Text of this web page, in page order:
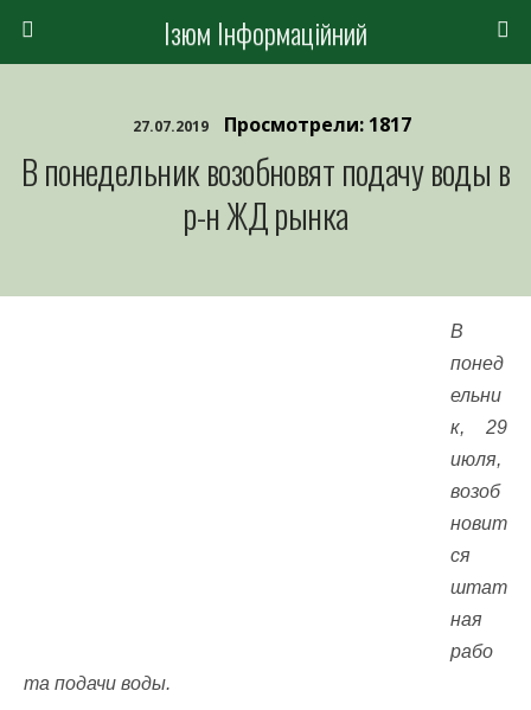
Ізюм Інформаційний
27.07.2019 Просмотрели: 1817
В понедельник возобновят подачу воды в
р-н ЖД рынка
В
понед
ельни
к, 29
июля,
возоб
новит
ся
штат
ная
рабо
та подачи воды.